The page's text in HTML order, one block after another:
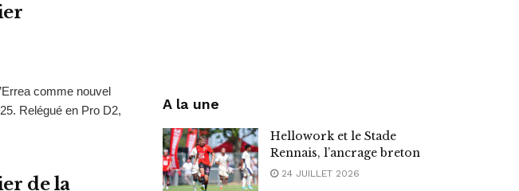
comme nouvel
Relégué en Pro D2,
de la
A la une
Hellowork et le Stade
Rennais, l’ancrage breton
24 JUILLET 2026